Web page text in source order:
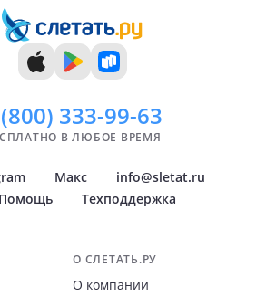
333-99-63
В ЛЮБОЕ ВРЕМЯ
Макс
info@sletat.ru
Помощь
Техподдержка
сайтуО СЛЕТАТЬ.РУ
О компании